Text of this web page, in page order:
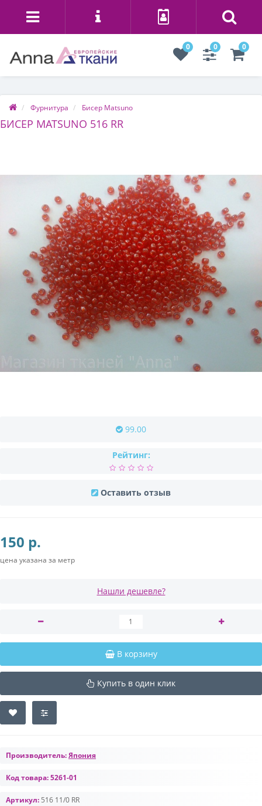
0 0 0
Фурнитура Бисер Matsuno
БИСЕР MATSUNO 516 RR
99.00
Рейтинг:
Оставить отзыв
150 р.
цена указана за метр
Нашли дешевле?
В корзину
Купить в один клик
Производитель:Япония
Код товара:5261-01
Артикул: 516 11/0 RR